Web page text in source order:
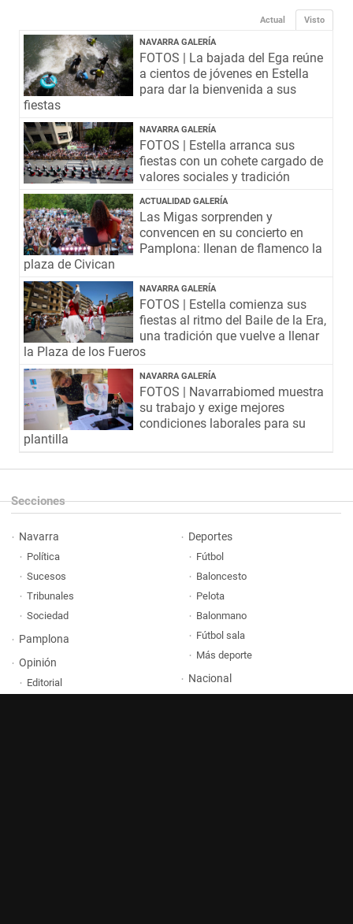
Visto
Actual
NAVARRA GALERÍA
FOTOS | La bajada del Ega reúne
a cientos de jóvenes en Estella
para dar la bienvenida a sus
fiestas
NAVARRA GALERÍA
FOTOS | Estella arranca sus
fiestas con un cohete cargado de
valores sociales y tradición
ACTUALIDAD GALERÍA
Las Migas sorprenden y
convencen en su concierto en
Pamplona: llenan de flamenco la
plaza de Civican
NAVARRA GALERÍA
FOTOS | Estella comienza sus
fiestas al ritmo del Baile de la Era,
una tradición que vuelve a llenar
la Plaza de los Fueros
NAVARRA GALERÍA
FOTOS | Navarrabiomed muestra
su trabajo y exige mejores
condiciones laborales para su
plantilla
Secciones
Navarra
Política
Sucesos
Tribunales
Sociedad
Pamplona
Opinión
Editorial
Deportes
Fútbol
Baloncesto
Pelota
Balonmano
Fútbol sala
Más deporte
Nacional